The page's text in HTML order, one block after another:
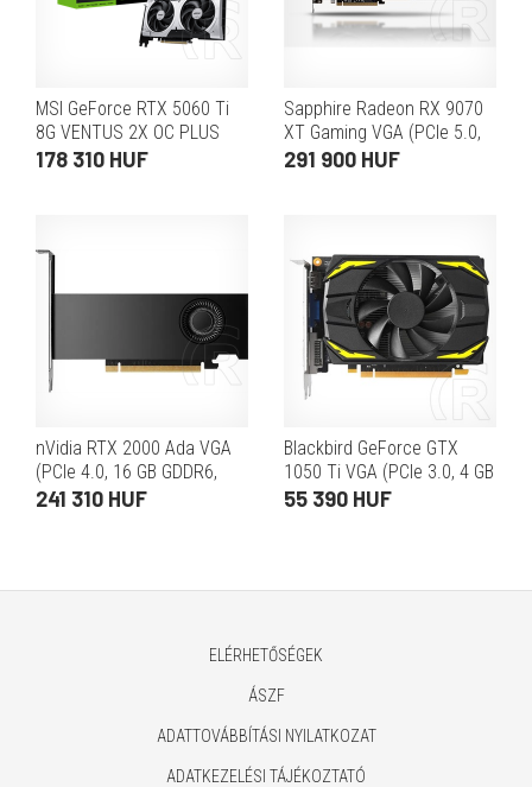
MSI GeForce RTX 5060 Ti
8G VENTUS 2X OC PLUS
VGA (PCIe 5.0, 8 GB GDDR7,
178 310 HUF
Sapphire Radeon RX 9070
XT Gaming VGA (PCIe 5.0,
16 GB GDDR6, 256 bit,
291 900 HUF
nVidia RTX 2000 Ada VGA
(PCIe 4.0, 16 GB GDDR6,
128bit, 4xMiniDP)
241 310 HUF
Blackbird GeForce GTX
1050 Ti VGA (PCIe 3.0, 4 GB
GDDR5, 128 bit,
55 390 HUF
ELÉRHETŐSÉGEK
ÁSZF
ADATTOVÁBBÍTÁSI NYILATKOZAT
ADATKEZELÉSI TÁJÉKOZTATÓ